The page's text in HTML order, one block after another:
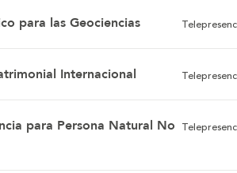
para las Geociencias
Internacional
para Persona Natural No